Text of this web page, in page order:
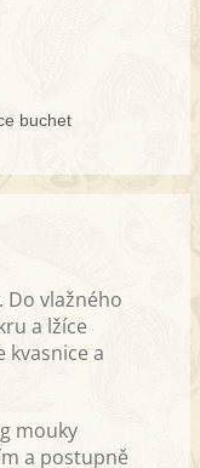
buchet
Do vlažného
a lžíce
kvasnice a
mouky
a postupně